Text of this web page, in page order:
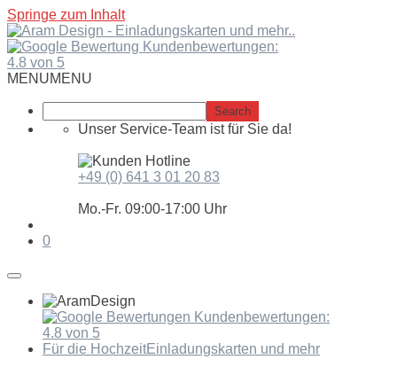
Springe zum Inhalt
Kundenbewertungen:
4.8 von 5
MENUMENU
Unser Service-Team ist für Sie da!
+49 (0) 641 3 01 20 83
Mo.-Fr. 09:00-17:00 Uhr
0
Kundenbewertungen:
4.8 von 5
Für die HochzeitEinladungskarten und mehr